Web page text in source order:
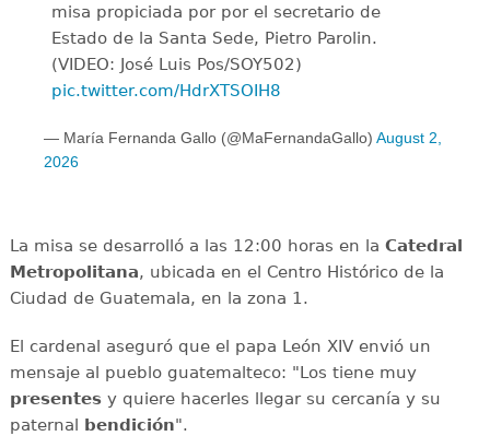
misa propiciada por por el secretario de
Estado de la Santa Sede, Pietro Parolin.
(VIDEO: José Luis Pos/SOY502)
pic.twitter.com/HdrXTSOIH8
— María Fernanda Gallo (@MaFernandaGallo) August 2,
2026
La misa se desarrolló a las 12:00 horas en la Catedral
Metropolitana, ubicada en el Centro Histórico de la
Ciudad de Guatemala, en la zona 1.
El cardenal aseguró que el papa León XIV envió un
mensaje al pueblo guatemalteco: "Los tiene muy
presentesy quiere hacerles llegar su cercanía y su
paternal bendición".